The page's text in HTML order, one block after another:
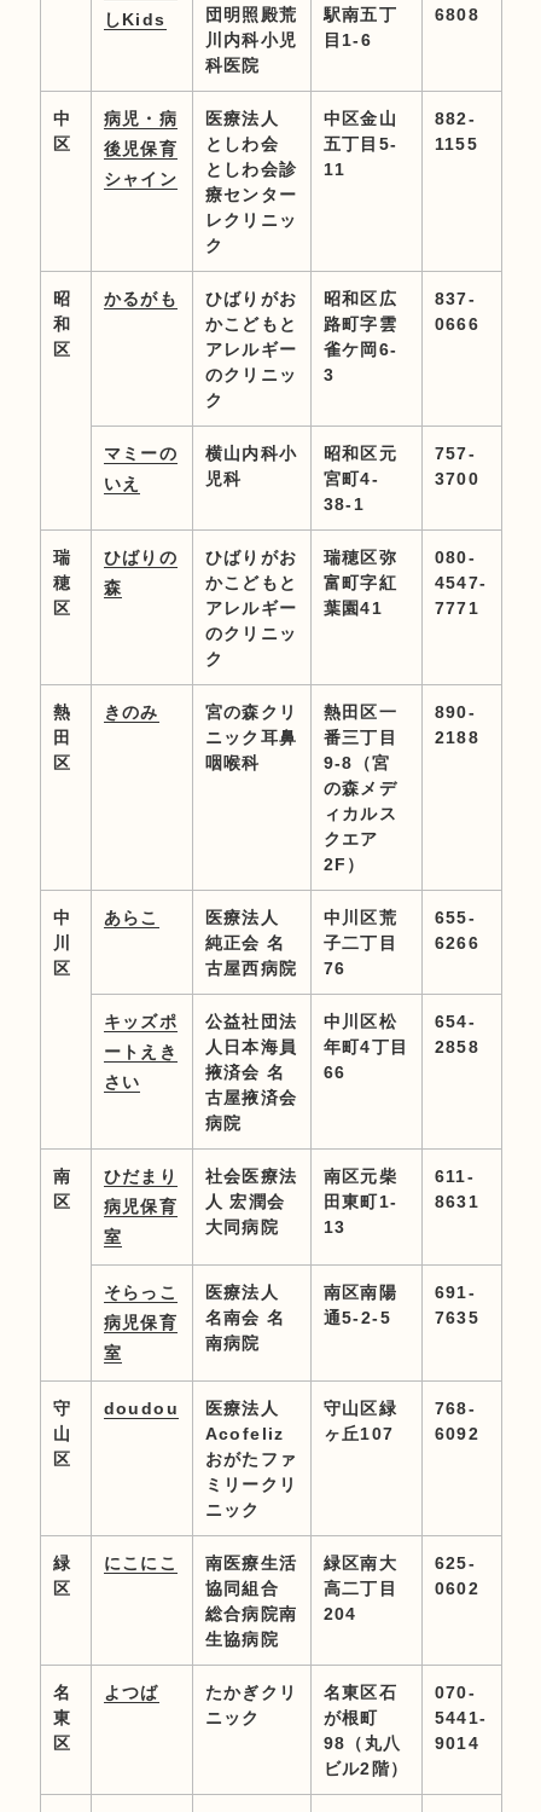
しKids
団明照殿荒
川内科小児
科医院
駅南五丁
目1-6
6808
中
区
病児・病
後児保育
シャイン
医療法人
としわ会
としわ会診
療センター
レクリニッ
ク
中区金山
五丁目5-
11
882-
1155
昭
和
区
かるがも
ひばりがお
かこどもと
アレルギー
のクリニッ
ク
昭和区広
路町字雲
雀ケ岡6-
3
837-
0666
マミーの
いえ
横山内科小
児科
昭和区元
宮町4-
38-1
757-
3700
瑞
穂
区
ひばりの
森
ひばりがお
かこどもと
アレルギー
のクリニッ
ク
瑞穂区弥
富町字紅
葉園41
080-
4547-
7771
熱
田
区
きのみ
宮の森クリ
ニック耳鼻
咽喉科
熱田区一
番三丁目
9-8（宮
の森メデ
ィカルス
クエア
2F）
890-
2188
中
川
区
あらこ
医療法人
純正会 名
古屋西病院
中川区荒
子二丁目
76
655-
6266
キッズポ
ートえき
さい
公益社団法
人日本海員
掖済会 名
古屋掖済会
病院
中川区松
年町4丁目
66
654-
2858
南
区
ひだまり
病児保育
室
社会医療法
人 宏潤会
大同病院
南区元柴
田東町1-
13
611-
8631
そらっこ
病児保育
室
医療法人
名南会 名
南病院
南区南陽
通5-2-5
691-
7635
守
山
区
doudou
医療法人
Acofeliz
おがたファ
ミリークリ
ニック
守山区緑
ヶ丘107
768-
6092
緑
区
にこにこ
南医療生活
協同組合
総合病院南
生協病院
緑区南大
高二丁目
204
625-
0602
名
東
区
よつば
たかぎクリ
ニック
名東区石
が根町
98（丸八
ビル2階）
070-
5441-
9014